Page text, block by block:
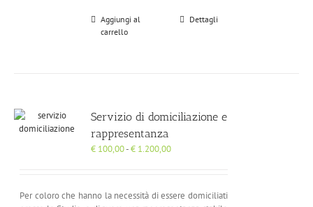
Aggiungi al
carrello
Dettagli
Servizio di domiciliazione e
rappresentanza
€ 100,00-€ 1.200,00Fascia
€ 100,00
Per coloro che hanno la necessità di essere domiciliati